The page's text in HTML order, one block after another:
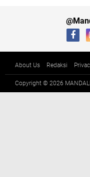
About Us Redaksi
Copyright © 2026